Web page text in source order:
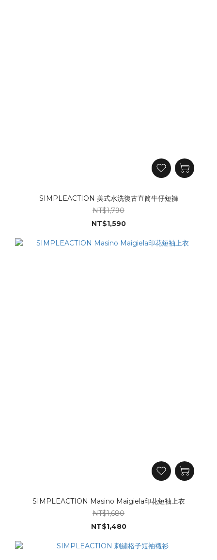
SIMPLEACTION 美式水洗復古直筒牛仔短褲
NT$1,790
NT$1,590
SIMPLEACTION Masino Maigiela印花短袖上衣
NT$1,680
NT$1,480